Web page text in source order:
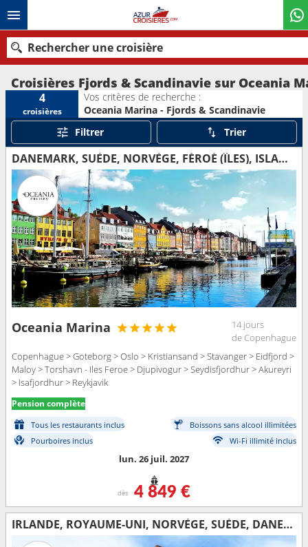
Rechercher une croisière
Nos destinations
Mois de départ
Ports Compagnies
Rechercher
Croisières Fjords & Scandinavie sur Oceania
4
croisières
Vos critères de recherche :
Oceania Marina - Fjords & Scandinavie
Filtrer
Trier
DANEMARK, SUÈDE, NORVÈGE, FÉROÉ (ÎLES), ISLANDE
Oceania Marina
14 jours
de Copenhague
Copenhague > Goteborg > Oslo > Kristiansand > Stavanger > Eidfjord >
Maloy > Torshavn - Iles Feroe > Djupivogur > Seydisfjordhur > Akureyri
> Isafjordhur > Reykjavik
Pension complète
Tous les restaurants inclus
Boissons sans alcool illimitées
Pourboires inclus
Wi-Fi illimité inclus
lun. 26 juil. 2027
dès 4 849 €
IRLANDE, ROYAUME-UNI, NORVÈGE, SUÈDE, DANEMARK